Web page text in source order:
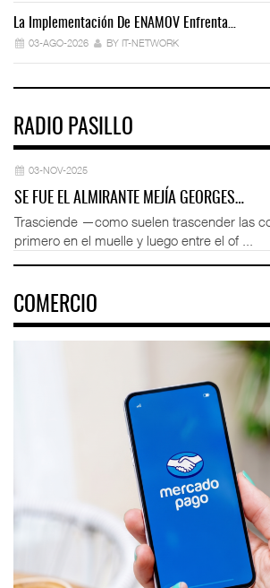
La Implementación De ENAMOV Enfrenta…
03-AGO-2026 BY IT-NETWORK
RADIO PASILLO
03-NOV-2025
SE FUE EL ALMIRANTE MEJÍA GEORGES…
Trasciende —como suelen trascender las
primero en el muelle y luego entre el of ...
COMERCIO